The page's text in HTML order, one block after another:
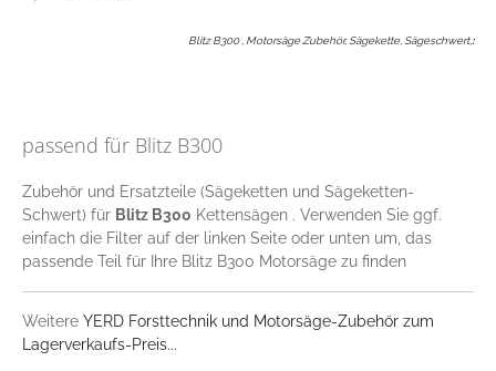
Blitz B300 , Motorsäge Zubehör, Sägekette, Sägeschwert,:
passend für Blitz B300
Zubehör und Ersatzteile (Sägeketten und Sägeketten-
Schwert) für Blitz B300 Kettensägen . Verwenden Sie ggf.
einfach die Filter auf der linken Seite oder unten um, das
passende Teil für Ihre Blitz B300 Motorsäge zu finden
Weitere YERD Forsttechnik und Motorsäge-Zubehör zum
Lagerverkaufs-Preis...